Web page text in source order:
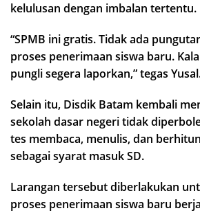
kelulusan dengan imbalan tertentu.
“SPMB ini gratis. Tidak ada
proses penerimaan siswa baru.
pungli segera laporkan,” tegas
Selain itu, Disdik Batam kembali
sekolah dasar negeri tidak
tes membaca, menulis, dan
sebagai syarat masuk SD.
Larangan tersebut diberlakukan
proses penerimaan siswa baru